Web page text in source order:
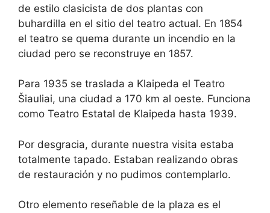
de estilo clasicista de dos plantas con
buhardilla en el sitio del teatro actual. En 1854
el teatro se quema durante un incendio en la
ciudad pero se reconstruye en 1857.
Para 1935 se traslada a Klaipeda el Teatro
Šiauliai, una ciudad a 170 km al oeste. Funciona
como Teatro Estatal de Klaipeda hasta 1939.
Por desgracia, durante nuestra visita estaba
totalmente tapado. Estaban realizando obras
de restauración y no pudimos contemplarlo.
Otro elemento reseñable de la plaza es el